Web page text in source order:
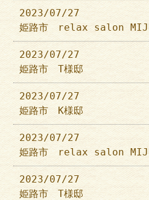
2023/07/27
姫路市 relax salon
2023/07/27
姫路市 T様邸
2023/07/27
姫路市 K様邸
2023/07/27
姫路市 relax salon
2023/07/27
姫路市 T様邸